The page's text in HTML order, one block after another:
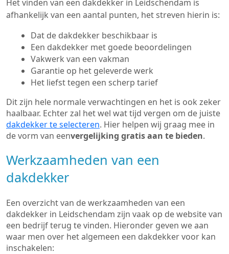
Het vinden van een dakdekker in Leidschendam is
afhankelijk van een aantal punten, het streven hierin is:
Dat de dakdekker beschikbaar is
Een dakdekker met goede beoordelingen
Vakwerk van een vakman
Garantie op het geleverde werk
Het liefst tegen een scherp tarief
Dit zijn hele normale verwachtingen en het is ook zeker
haalbaar. Echter zal het wel wat tijd vergen om de juiste
dakdekker te selecteren. Hier helpen wij graag mee in
de vorm van eenvergelijking gratis aan te bieden.
Werkzaamheden van een
dakdekker
Een overzicht van de werkzaamheden van een
dakdekker in Leidschendam zijn vaak op de website van
een bedrijf terug te vinden. Hieronder geven we aan
waar men over het algemeen een dakdekker voor kan
inschakelen: